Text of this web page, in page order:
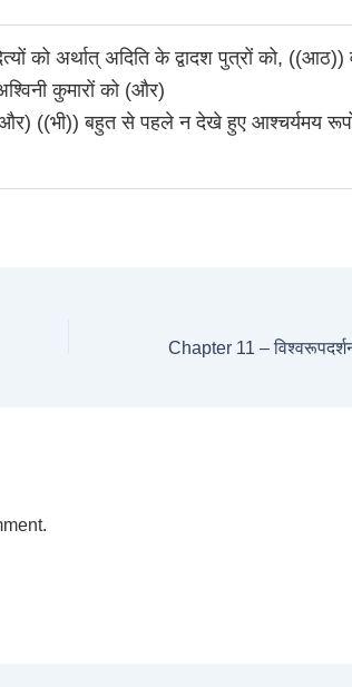
को अर्थात् अदिति के द्वादश पुत्रों को,
कुमारों को (और)
((भी)) बहुत से पहले न देखे हुए आश्चर्यमय